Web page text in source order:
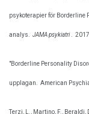
psykoterapier för Borderline
analys. JAMA psykiatri.
"Borderline Personality
upplagan. American
Terzi, L., Martino, F.,